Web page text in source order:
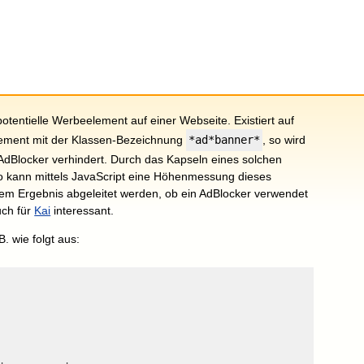
Werbeelement auf einer Webseite. Existiert auf
mit der Klassen-Bezeichnung *ad*banner*
, so wird
verhindert. Durch das Kapseln eines solchen
kann mittels JavaScript eine Höhenmessung dieses
Ergebnis abgeleitet werden, ob ein AdBlocker verwendet
für Kai interessant.
wie folgt aus: